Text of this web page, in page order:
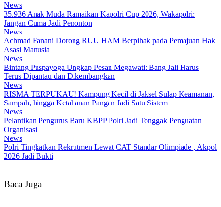
News
35.936 Anak Muda Ramaikan Kapolri Cup 2026, Wakapolri:
Jangan Cuma Jadi Penonton
News
Achmad Fanani Dorong RUU HAM Berpihak pada Pemajuan Hak
Asasi Manusia
News
Bintang Puspayoga Ungkap Pesan Megawati: Bang Jali Harus
Terus Dipantau dan Dikembangkan
News
RISMA TERPUKAU! Kampung Kecil di Jaksel Sulap Keamanan,
Sampah, hingga Ketahanan Pangan Jadi Satu Sistem
News
Pelantikan Pengurus Baru KBPP Polri Jadi Tonggak Penguatan
Organisasi
News
Polri Tingkatkan Rekrutmen Lewat CAT Standar Olimpiade , Akpol
2026 Jadi Bukti
Baca Juga